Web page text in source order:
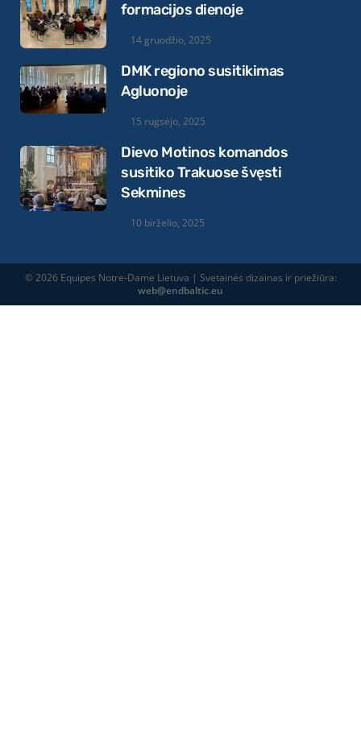
formacijos dienoje
14 gruodžio, 2025
DMK regiono susitikimas
Agluonoje
15 rugsėjo, 2025
Dievo Motinos komandos
susitiko Trakuose švęsti
Sekmines
10 birželio, 2025
© 2026 Equipes Notre-Dame Lietuva | Svetainės dizainas ir priežiūra:
web@endbaltic.eu